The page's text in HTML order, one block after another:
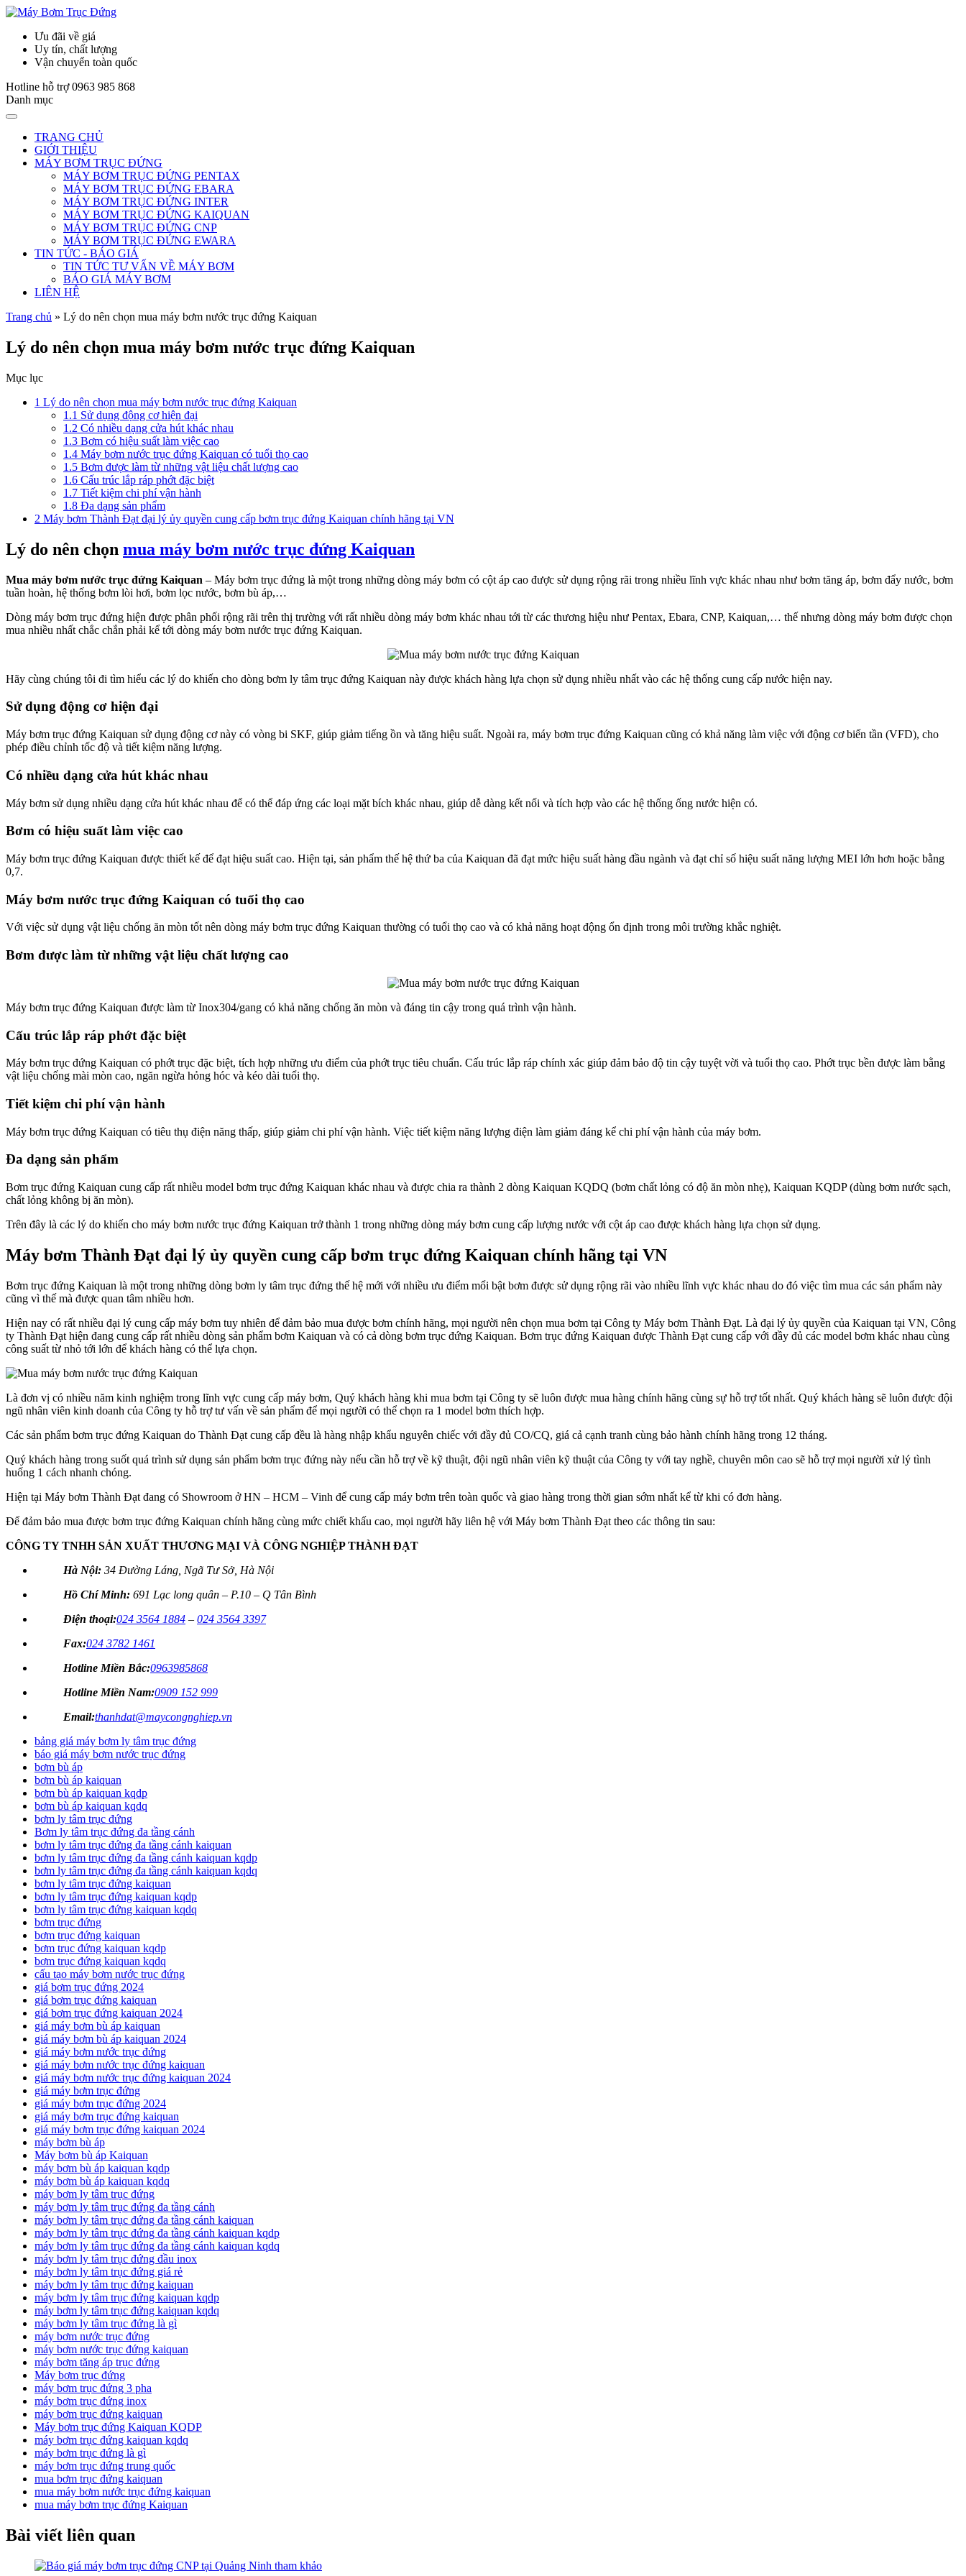
Ưu đãi về giá
Uy tín, chất lượng
Vận chuyển toàn quốc
Hotline hỗ trợ 0963 985 868
Danh mục
TRANG CHỦ
GIỚI THIỆU
MÁY BƠM TRỤC ĐỨNG
MÁY BƠM TRỤC ĐỨNG PENTAX
MÁY BƠM TRỤC ĐỨNG EBARA
MÁY BƠM TRỤC ĐỨNG INTER
MÁY BƠM TRỤC ĐỨNG KAIQUAN
MÁY BƠM TRỤC ĐỨNG CNP
MÁY BƠM TRỤC ĐỨNG EWARA
TIN TỨC - BÁO GIÁ
TIN TỨC TƯ VẤN VỀ MÁY BƠM
BÁO GIÁ MÁY BƠM
LIÊN HỆ
Trang chủ » Lý do nên chọn mua máy bơm nước trục đứng Kaiquan
Lý do nên chọn mua máy bơm nước trục đứng Kaiquan
Mục lục
1 Lý do nên chọn mua máy bơm nước trục đứng Kaiquan
1.1 Sử dụng động cơ hiện đại
1.2 Có nhiều dạng cửa hút khác nhau
1.3 Bơm có hiệu suất làm việc cao
1.4 Máy bơm nước trục đứng Kaiquan có tuổi thọ cao
1.5 Bơm được làm từ những vật liệu chất lượng cao
1.6 Cấu trúc lắp ráp phớt đặc biệt
1.7 Tiết kiệm chi phí vận hành
1.8 Đa dạng sản phẩm
2 Máy bơm Thành Đạt đại lý ủy quyền cung cấp bơm trục đứng Kaiquan chính hãng tại VN
Lý do nên chọn mua máy bơm nước trục đứng Kaiquan
Mua máy bơm nước trục đứng Kaiquan – Máy bơm trục đứng là một trong những dòng máy bơm có cột áp cao được sử dụng rộng rãi trong nhiều lĩnh vực khác nhau như bơm tăng áp, bơm đẩy nước, bơm
tuần hoàn, hệ thống bơm lòi hơi, bơm lọc nước, bơm bù áp,…
Dòng máy bơm trục đứng hiện được phân phối rộng rãi trên thị trường với rất nhiều dòng máy bơm khác nhau tới từ các thương hiệu như Pentax, Ebara, CNP, Kaiquan,… thế nhưng dòng máy bơm được chọn
mua nhiều nhất chắc chắn phải kể tới dòng máy bơm nước trục đứng Kaiquan.
Hãy cùng chúng tôi đi tìm hiểu các lý do khiến cho dòng bơm ly tâm trục đứng Kaiquan này được khách hàng lựa chọn sử dụng nhiều nhất vào các hệ thống cung cấp nước hiện nay.
Sử dụng động cơ hiện đại
Máy bơm trục đứng Kaiquan sử dụng động cơ này có vòng bi SKF, giúp giảm tiếng ồn và tăng hiệu suất. Ngoài ra, máy bơm trục đứng Kaiquan cũng có khả năng làm việc với động cơ biến tần (VFD), cho
phép điều chỉnh tốc độ và tiết kiệm năng lượng.
Có nhiều dạng cửa hút khác nhau
Máy bơm sử dụng nhiều dạng cửa hút khác nhau để có thể đáp ứng các loại mặt bích khác nhau, giúp dễ dàng kết nối và tích hợp vào các hệ thống ống nước hiện có.
Bơm có hiệu suất làm việc cao
Máy bơm trục đứng Kaiquan được thiết kế để đạt hiệu suất cao. Hiện tại, sản phẩm thế hệ thứ ba của Kaiquan đã đạt mức hiệu suất hàng đầu ngành và đạt chỉ số hiệu suất năng lượng MEI lớn hơn hoặc bằng
0,7.
Máy bơm nước trục đứng Kaiquan có tuổi thọ cao
Với việc sử dụng vật liệu chống ăn mòn tốt nên dòng máy bơm trục đứng Kaiquan thường có tuổi thọ cao và có khả năng hoạt động ổn định trong môi trường khắc nghiệt.
Bơm được làm từ những vật liệu chất lượng cao
Máy bơm trục đứng Kaiquan được làm từ Inox304/gang có khả năng chống ăn mòn và đáng tin cậy trong quá trình vận hành.
Cấu trúc lắp ráp phớt đặc biệt
Máy bơm trục đứng Kaiquan có phớt trục đặc biệt, tích hợp những ưu điểm của phớt trục tiêu chuẩn. Cấu trúc lắp ráp chính xác giúp đảm bảo độ tin cậy tuyệt vời và tuổi thọ cao. Phớt trục bền được làm bằng
vật liệu chống mài mòn cao, ngăn ngừa hỏng hóc và kéo dài tuổi thọ.
Tiết kiệm chi phí vận hành
Máy bơm trục đứng Kaiquan có tiêu thụ điện năng thấp, giúp giảm chi phí vận hành. Việc tiết kiệm năng lượng điện làm giảm đáng kể chi phí vận hành của máy bơm.
Đa dạng sản phẩm
Bơm trục đứng Kaiquan cung cấp rất nhiều model bơm trục đứng Kaiquan khác nhau và được chia ra thành 2 dòng Kaiquan KQDQ (bơm chất lỏng có độ ăn mòn nhẹ), Kaiquan KQDP (dùng bơm nước sạch,
chất lỏng không bị ăn mòn).
Trên đây là các lý do khiến cho máy bơm nước trục đứng Kaiquan trở thành 1 trong những dòng máy bơm cung cấp lượng nước với cột áp cao được khách hàng lựa chọn sử dụng.
Máy bơm Thành Đạt đại lý ủy quyền cung cấp bơm trục đứng Kaiquan chính hãng tại VN
Bơm trục đứng Kaiquan là một trong những dòng bơm ly tâm trục đứng thế hệ mới với nhiều ưu điểm mổi bật bơm được sử dụng rộng rãi vào nhiều lĩnh vực khác nhau do đó việc tìm mua các sản phẩm này
cũng vì thế mà được quan tâm nhiều hơn.
Hiện nay có rất nhiều đại lý cung cấp máy bơm tuy nhiên để đảm bảo mua được bơm chính hãng, mọi người nên chọn mua bơm tại Công ty Máy bơm Thành Đạt. Là đại lý ủy quyền của Kaiquan tại VN, Công
ty Thành Đạt hiện đang cung cấp rất nhiều dòng sản phẩm bơm Kaiquan và có cả dòng bơm trục đứng Kaiquan. Bơm trục đứng Kaiquan được Thành Đạt cung cấp với đầy đủ các model bơm khác nhau cùng
công suất từ nhỏ tới lớn để khách hàng có thể lựa chọn.
Là đơn vị có nhiều năm kinh nghiệm trong lĩnh vực cung cấp máy bơm, Quý khách hàng khi mua bơm tại Công ty sẽ luôn được mua hàng chính hãng cùng sự hỗ trợ tốt nhất. Quý khách hàng sẽ luôn được đội
ngũ nhân viên kinh doanh của Công ty hỗ trợ tư vấn về sản phẩm để mọi người có thể chọn ra 1 model bơm thích hợp.
Các sản phẩm bơm trục đứng Kaiquan do Thành Đạt cung cấp đều là hàng nhập khẩu nguyên chiếc với đầy đủ CO/CQ, giá cả cạnh tranh cùng bảo hành chính hãng trong 12 tháng.
Quý khách hàng trong suốt quá trình sử dụng sản phẩm bơm trục đứng này nếu cần hỗ trợ về kỹ thuật, đội ngũ nhân viên kỹ thuật của Công ty với tay nghề, chuyên môn cao sẽ hỗ trợ mọi người xử lý tình
huống 1 cách nhanh chóng.
Hiện tại Máy bơm Thành Đạt đang có Showroom ở HN – HCM – Vinh để cung cấp máy bơm trên toàn quốc và giao hàng trong thời gian sớm nhất kể từ khi có đơn hàng.
Để đảm bảo mua được bơm trục đứng Kaiquan chính hãng cùng mức chiết khấu cao, mọi người hãy liên hệ với Máy bơm Thành Đạt theo các thông tin sau:
CÔNG TY TNHH SẢN XUẤT THƯƠNG MẠI VÀ CÔNG NGHIỆP THÀNH ĐẠT
Hà Nội: 34 Đường Láng, Ngã Tư Sở, Hà Nội
Hồ Chí Minh: 691 Lạc long quân – P.10 – Q Tân Bình
Điện thoại:024 3564 1884 – 024 3564 3397
Fax:024 3782 1461
Hotline Miền Bắc:0963985868
Hotline Miền Nam:0909 152 999
Email:thanhdat@maycongnghiep.vn
bảng giá máy bơm ly tâm trục đứng
báo giá máy bơm nước trục đứng
bơm bù áp
bơm bù áp kaiquan
bơm bù áp kaiquan kqdp
bơm bù áp kaiquan kqdq
bơm ly tâm trục đứng
Bơm ly tâm trục đứng đa tầng cánh
bơm ly tâm trục đứng đa tầng cánh kaiquan
bơm ly tâm trục đứng đa tầng cánh kaiquan kqdp
bơm ly tâm trục đứng đa tầng cánh kaiquan kqdq
bơm ly tâm trục đứng kaiquan
bơm ly tâm trục đứng kaiquan kqdp
bơm ly tâm trục đứng kaiquan kqdq
bơm trục đứng
bơm trục đứng kaiquan
bơm trục đứng kaiquan kqdp
bơm trục đứng kaiquan kqdq
cấu tạo máy bơm nước trục đứng
giá bơm trục đứng 2024
giá bơm trục đứng kaiquan
giá bơm trục đứng kaiquan 2024
giá máy bơm bù áp kaiquan
giá máy bơm bù áp kaiquan 2024
giá máy bơm nước trục đứng
giá máy bơm nước trục đứng kaiquan
giá máy bơm nước trục đứng kaiquan 2024
giá máy bơm trục đứng
giá máy bơm trục đứng 2024
giá máy bơm trục đứng kaiquan
giá máy bơm trục đứng kaiquan 2024
máy bơm bù áp
Máy bơm bù áp Kaiquan
máy bơm bù áp kaiquan kqdp
máy bơm bù áp kaiquan kqdq
máy bơm ly tâm trục đứng
máy bơm ly tâm trục đứng đa tầng cánh
máy bơm ly tâm trục đứng đa tầng cánh kaiquan
máy bơm ly tâm trục đứng đa tầng cánh kaiquan kqdp
máy bơm ly tâm trục đứng đa tầng cánh kaiquan kqdq
máy bơm ly tâm trục đứng đầu inox
máy bơm ly tâm trục đứng giá rẻ
máy bơm ly tâm trục đứng kaiquan
máy bơm ly tâm trục đứng kaiquan kqdp
máy bơm ly tâm trục đứng kaiquan kqdq
máy bơm ly tâm trục đứng là gì
máy bơm nước trục đứng
máy bơm nước trục đứng kaiquan
máy bơm tăng áp trục đứng
Máy bơm trục đứng
máy bơm trục đứng 3 pha
máy bơm trục đứng inox
máy bơm trục đứng kaiquan
Máy bơm trục đứng Kaiquan KQDP
máy bơm trục đứng kaiquan kqdq
máy bơm trục đứng là gì
máy bơm trục đứng trung quốc
mua bơm trục đứng kaiquan
mua máy bơm nước trục đứng kaiquan
mua máy bơm trục đứng Kaiquan
Bài viết liên quan